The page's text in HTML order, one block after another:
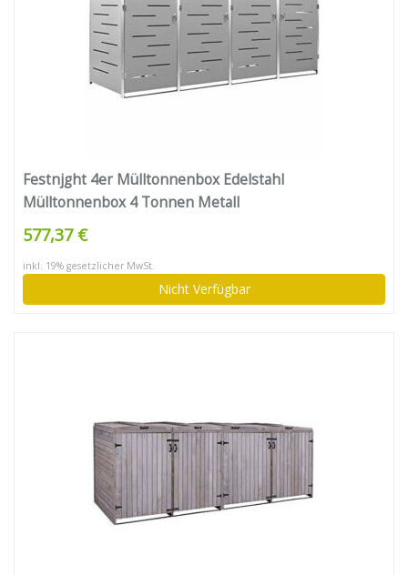
Festnjght 4er Mülltonnenbox Edelstahl
Mülltonnenbox 4 Tonnen Metall
Mülltonnenverkleidung Müllbox Müllcontainer
Müllbox Mülltonnen Abschließbar Mülltonnen
Unterstand 276,5×77,5×115,5 cm Edelstahl
577,37 €
inkl. 19% gesetzlicher MwSt.
Nicht Verfügbar